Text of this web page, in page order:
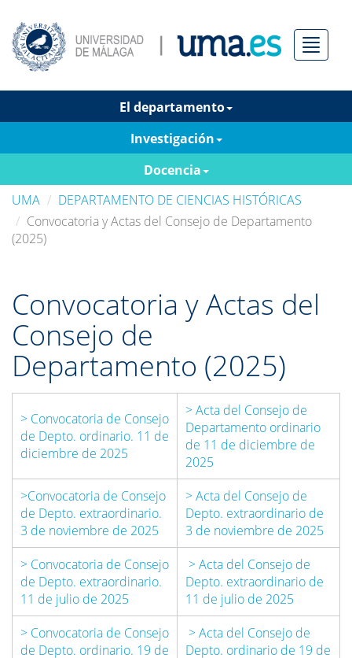
Menú
El departamento
Investigación
Docencia
UMA
DEPARTAMENTO DE CIENCIAS HISTÓRICAS
Convocatoria y Actas del Consejo de Departamento
(2025)
Convocatoria y Actas del
Consejo de
Departamento (2025)
> Convocatoria de Consejo
de Depto. ordinario. 11 de
diciembre de 2025
> Acta del Consejo de
Departamento ordinario
de 11 de diciembre de
2025
>Convocatoria de Consejo
de Depto. extraordinario.
3 de noviembre de 2025
> Acta del Consejo de
Depto. extraordinario de
3 de noviembre de 2025
> Convocatoria de Consejo
de Depto. extraordinario.
11 de julio de 2025
> Acta del Consejo de
Depto. extraordinario de
11 de julio de 2025
> Convocatoria de Consejo
de Depto. ordinario. 19 de
> Acta del Consejo de
Depto. ordinario de 19 de